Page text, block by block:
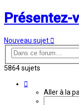
Présentez-
Nouveau sujet
5864 sujets
Aller à la